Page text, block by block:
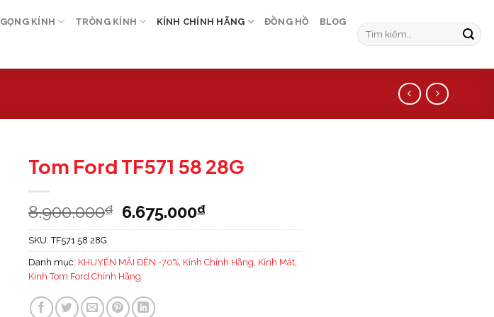
GỌNG KÍNH TRÒNG KÍNH KÍNH CHÍNH HÃNG ĐỒNG HỒ BLOG
Tom Ford TF571 58 28G
8.900.000₫ 6.675.000₫
SKU:TF571 58 28G
Danh mục: KHUYẾN MÃI ĐẾN -70%, Kính Chính Hãng, Kính Mát,
Kính Tom Ford Chính Hãng